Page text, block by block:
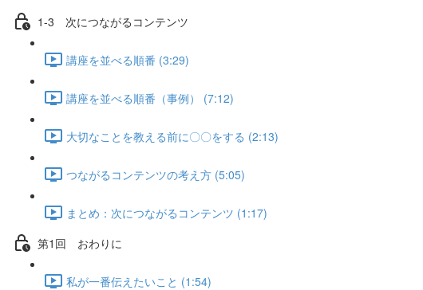
1-3 次につながるコンテンツ
講座を並べる順番 (3:29)
講座を並べる順番（事例） (7:12)
大切なことを教える前に〇〇をする (2:13)
つながるコンテンツの考え方 (5:05)
まとめ：次につながるコンテンツ (1:17)
第1回 おわりに
私が一番伝えたいこと (1:54)